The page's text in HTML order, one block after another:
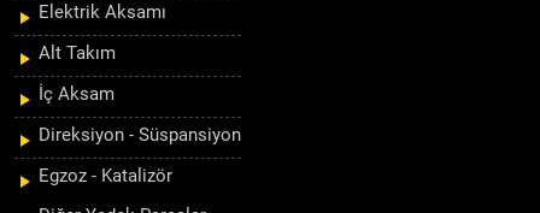
Elektrik Aksamı
Alt Takım
İç Aksam
Direksiyon - Süspansiyon
Egzoz - Katalizör